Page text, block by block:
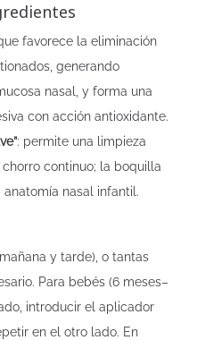
favorece la eliminación
generando
nasal, y forma una
con acción antioxidante.
: permite una limpieza
continuo; la boquilla
nasal infantil.
y tarde), o tantas
Para bebés (6 meses–
introducir el aplicador
en el otro lado. En